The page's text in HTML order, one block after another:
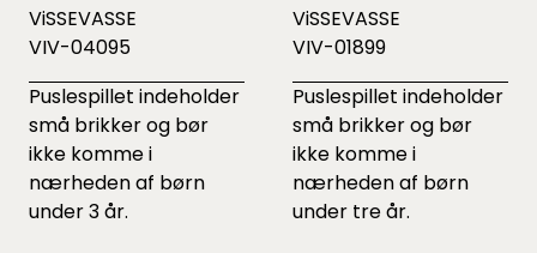
ViSSEVASSE
VIV-04095
Puslespillet indeholder
små brikker og bør
ikke komme i
nærheden af børn
under 3 år.
ViSSEVASSE
VIV-01899
Puslespillet indeholder
små brikker og bør
ikke komme i
nærheden af børn
under tre år.